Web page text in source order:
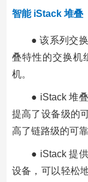
智能 iStack 堆叠
● 该系列交
叠特性的交换机
机。
● iStack 堆
提高了设备级的
高了链路级的可靠
● iStack 提
设备，可以轻松